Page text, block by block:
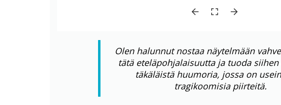
Olen halunnut nostaa näytelmään
tätä eteläpohjalaisuutta ja tuoda
täkäläistä huumoria, jossa on
tragikoomisia piirteitä.